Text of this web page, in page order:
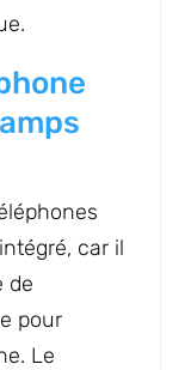
car il
de
pour
Le